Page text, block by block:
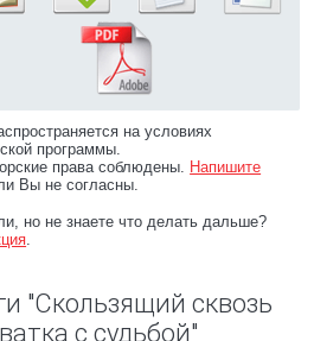
на условиях
программы.
права соблюдены. Напишите
Вы не согласны.
но не знаете что делать дальше?
.
"Скользящий сквозь
с судьбой"